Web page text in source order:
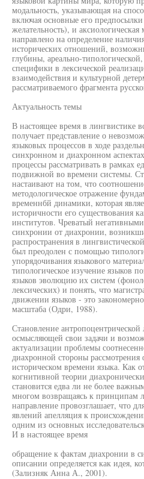
модальность, указывающая на
включая основные его
желательность), и
направлено на определение
исторических отношений,
глубины, ареально-
специфики в лексической
взаимодействия и культурной
рассматриваемого фрагмента
Актуальность темы
В настоящее время в лингвистике
получает представление о
языковых процессов в ходе
синхронном и диахронном
процессы рассматривать в рамках
подвижной во времени системы.
настаивают на том, что
методологическое отражение
временнбй динамики, которая
историчности его существования
институтов. Чреватый
синхронии от диахронии,
распространения в
был преодолен с помощью
упорядочивания языкового
типологическое изучение языков
языков эволюцию их систем
лексических) и понять, что
движении языков - это
масштаба (Одри, 1988).
Становление
осмысляющей свои задачи и
актуализации проблемы
диахронной стороны рассмотрения
историческом времени языка. Как
когнитивной теории
становится едва ли не более
многом возвращаясь к принципам
направление провозглашает, что
явлений апелляция к
одним из основных
И в настоящее время
обращение к фактам диахронии в
описании определяется как идея,
(Зализняк Анна А., 2001).